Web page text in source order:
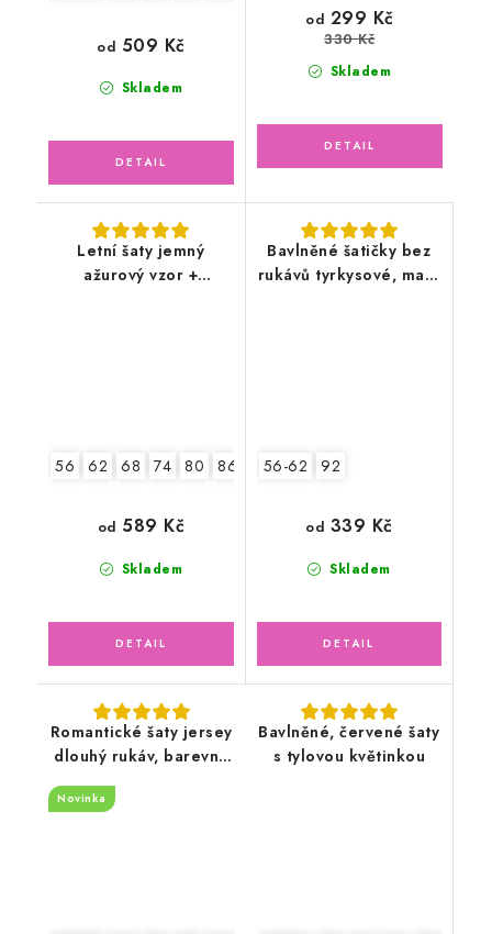
Skladem
od 509 Kč
Skladem
od 299 Kč
330 Kč
Letní šaty jemný
ažurový vzor +
56 62 68 74 80 86
Skladem
od 589 Kč
Bavlněné šatičky bez
rukávů tyrkysové, malé
56-62 92
Skladem
od 339 Kč
Romantické šaty jersey
dlouhý rukáv, barevné
Novinka
Bavlněné, červené šaty
s tylovou květinkou